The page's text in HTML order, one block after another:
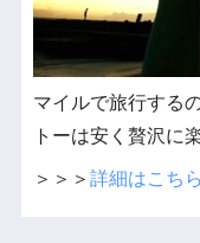
マイルで旅行する
トーは安く贅沢に
＞＞＞ 詳細はこちら